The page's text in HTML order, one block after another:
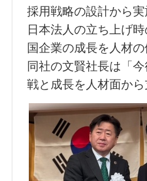
採用戦略の設計から
日本法人の立ち上げ
国企業の成長を人材
同社の文賢社長は「
戦と成長を人材面か